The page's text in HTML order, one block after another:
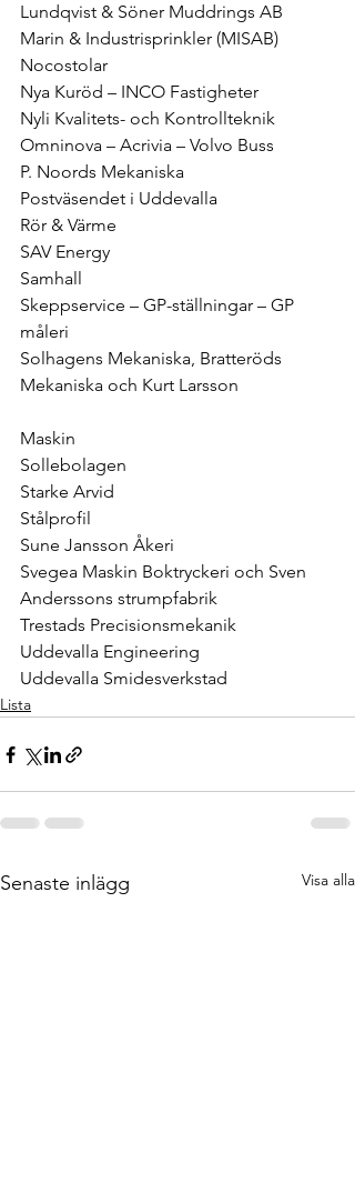
Lundqvist & Söner Muddrings AB
Marin & Industrisprinkler (MISAB)
Nocostolar
Nya Kuröd – INCO Fastigheter
Nyli Kvalitets- och Kontrollteknik
Omninova – Acrivia – Volvo Buss
P. Noords Mekaniska
Postväsendet i Uddevalla
Rör & Värme
SAV Energy
Samhall
Skeppservice – GP-ställningar – GP
måleri
Solhagens Mekaniska, Bratteröds
Mekaniska och Kurt Larsson
Maskin
Sollebolagen
Starke Arvid
Stålprofil
Sune Jansson Åkeri
Svegea Maskin Boktryckeri och Sven
Anderssons strumpfabrik
Trestads Precisionsmekanik
Uddevalla Engineering
Uddevalla Smidesverkstad
Lista
Senaste inlägg Visa alla